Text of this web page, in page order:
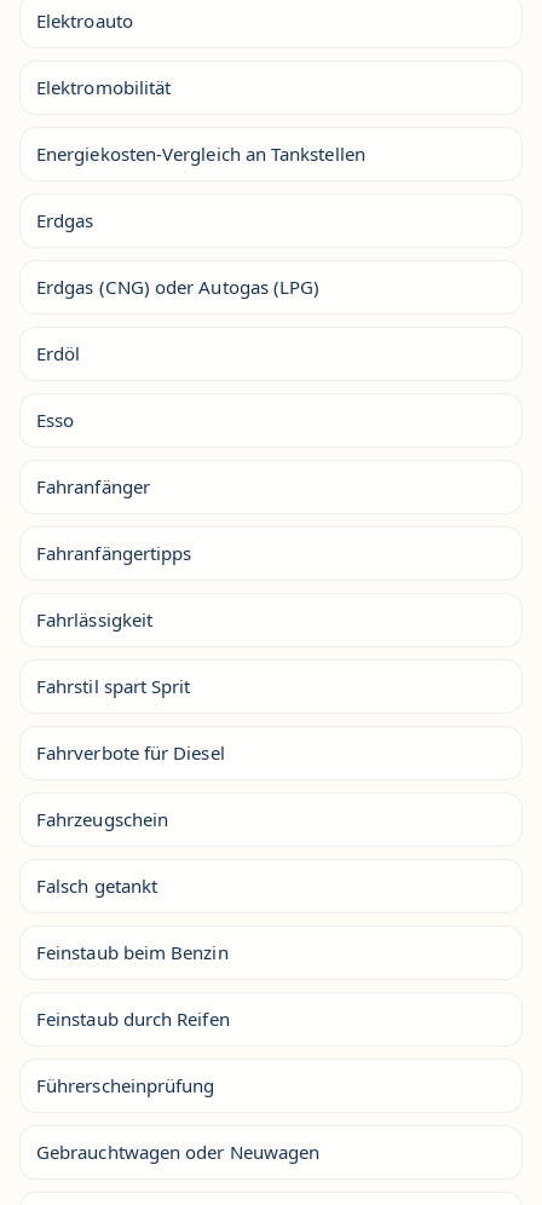
Elektroauto
Elektromobilität
Energiekosten-Vergleich an Tankstellen
Erdgas
Erdgas (CNG) oder Autogas (LPG)
Erdöl
Esso
Fahranfänger
Fahranfängertipps
Fahrlässigkeit
Fahrstil spart Sprit
Fahrverbote für Diesel
Fahrzeugschein
Falsch getankt
Feinstaub beim Benzin
Feinstaub durch Reifen
Führerscheinprüfung
Gebrauchtwagen oder Neuwagen